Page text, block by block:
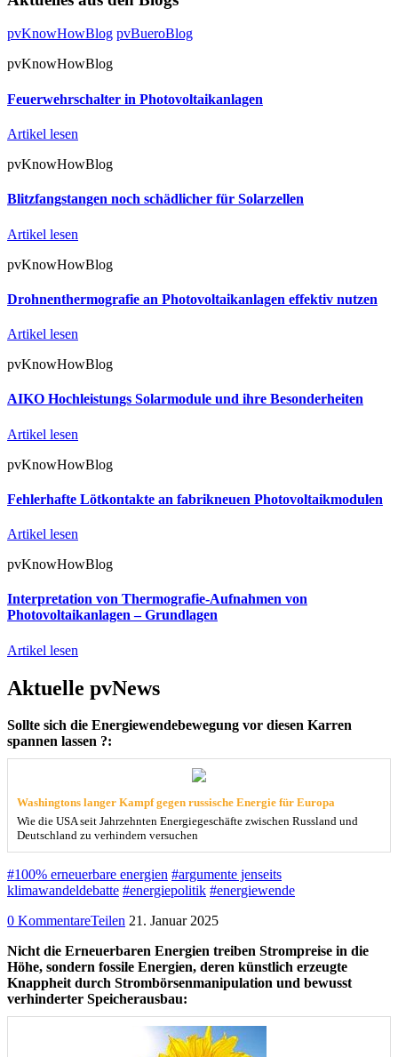
pvKnowHowBlog pvBueroBlog
pvKnowHowBlog
Feuerwehrschalter in Photovoltaikanlagen
Artikel lesen
pvKnowHowBlog
Blitzfangstangen noch schädlicher für Solarzellen
Artikel lesen
pvKnowHowBlog
Drohnenthermografie an Photovoltaikanlagen effektiv nutzen
Artikel lesen
pvKnowHowBlog
AIKO Hochleistungs Solarmodule und ihre Besonderheiten
Artikel lesen
pvKnowHowBlog
Fehlerhafte Lötkontakte an fabrikneuen Photovoltaikmodulen
Artikel lesen
pvKnowHowBlog
Interpretation von Thermografie-Aufnahmen von
Photovoltaikanlagen – Grundlagen
Artikel lesen
Aktuelle pvNews
Sollte sich die Energiewendebewegung vor diesen Karren
spannen lassen ?:
Washingtons langer Kampf gegen russische Energie für Europa
Wie die USA seit Jahrzehnten Energiegeschäfte zwischen Russland und
Deutschland zu verhindern versuchen
#100% erneuerbare energien #argumente jenseits
klimawandeldebatte #energiepolitik #energiewende
0 KommentareTeilen 21. Januar 2025
Nicht die Erneuerbaren Energien treiben Strompreise in die
Höhe, sondern fossile Energien, deren künstlich erzeugte
Knappheit durch Strombörsenmanipulation und bewusst
verhinderter Speicherausbau: